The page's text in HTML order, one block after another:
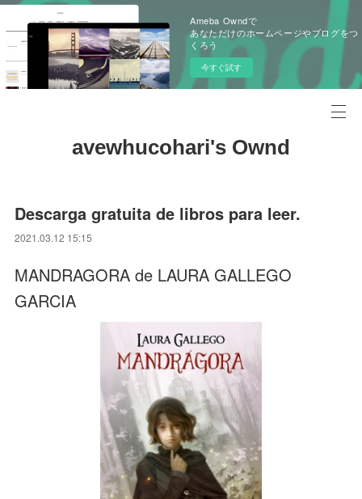
Ameba Owndで
あなただけのホームページやブログをつ
くろう
今すぐ試す
avewhucohari's Ownd
Descarga gratuita de libros para leer.
2021.03.12 15:15
MANDRAGORA de LAURA GALLEGO
GARCIA